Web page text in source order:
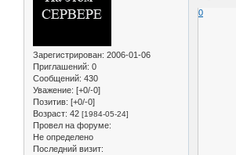
Зарегистрирован: 2006-01-06
Приглашений: 0
Сообщений: 430
Уважение: [+0/-0]
Позитив: [+0/-0]
Возраст: 42 [1984-05-24]
Провел на форуме:
Не определено
Последний визит:
0